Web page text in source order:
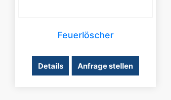
Feuerlöscher
Details Anfrage stellen